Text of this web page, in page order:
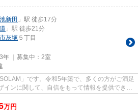
新田 」駅 徒歩17分
」駅 徒歩21分
灰塚 ５丁目
｜募集中： 2室
」です。令和5年築で、多くの方がご満足
インに関して、自信をもって情報を提供できる
万円